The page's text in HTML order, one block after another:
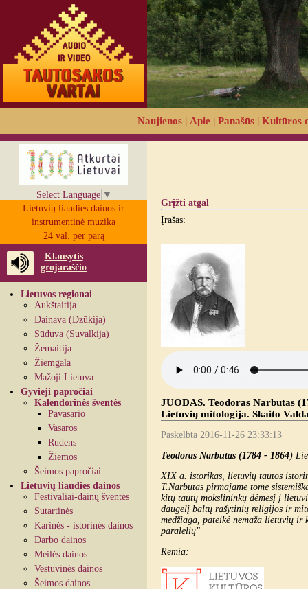
Naujienos | Apie | Panašūs | Kultūros
Select Language ▼
Lietuvių liaudies dainos ir
instrumentinė muzika
24 val. per parą
Klausytis
grojaraščio
Lietuvos regionai
Aukštaitija
Dainava (Dzūkija)
Sūduva (Suvalkija)
Žemaitija
Žiemgala
Mažoji Lietuva
Gyvieji papročiai
Kalendorinės šventės
Pavasario
Vasaros
Rudens
Žiemos
Šeimos papročiai
Lietuvių liaudies dainos
Festivaliai-dainų šventės
Sutartinės
Karinės - istorinės dainos
Darbo dainos
Meilės dainos
Vestuvinės dainos
Šeimos dainos
Grįžti atgal
Įrašas:
JUODAS. Teodoras Narbutas
Lietuvių mitologija. Skaito
Paskelbta 2016-11-26 23:33:13
Teodoras Narbutas (1784 - 1864)
XIX a. istorikas, lietuvių tautos
T.Narbutas pirmajame tome
kitų tautų mokslininkų dėmesį į
daugelį baltų rašytinių religijos ir
medžiaga, pateikė nemaža lietuvių
paralelių"
Remia: